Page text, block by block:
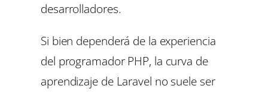
desarrolladores.
Si bien dependerá de la experiencia
del programador PHP, la curva de
aprendizaje de Laravel no suele ser